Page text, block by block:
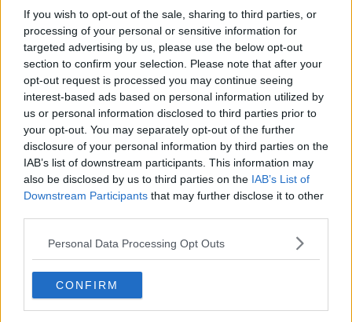
If you wish to opt-out of the sale, sharing to third parties, or
processing of your personal or sensitive information for
targeted advertising by us, please use the below opt-out
section to confirm your selection. Please note that after your
opt-out request is processed you may continue seeing
interest-based ads based on personal information utilized by
us or personal information disclosed to third parties prior to
your opt-out. You may separately opt-out of the further
disclosure of your personal information by third parties on the
IAB’s list of downstream participants. This information may
also be disclosed by us to third parties on the IAB’s List of
Downstream Participants that may further disclose it to other
Personal Data Processing Opt Outs
CONFIRM
segnalata alla polizia con una telefonata anomima. E sono
scattati i controlli
FIRENZE —La telefonata è arrivata prima dell'orario di apertura
degli uffici e l'intero edificio è stato perlustrato da Digos e artificieri,
intervenuti sul posto. Della bomba annunciata però non è stata
trovata alcuna traccia e gli impiegati hanno potuto tornare negli
uffici e riprendere il lavoro.